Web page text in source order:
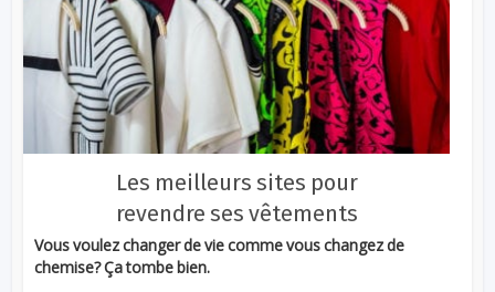
Les meilleurs sites pour
revendre ses vêtements
Vous voulez changer de vie comme vous changez de
chemise? Ça tombe bien.